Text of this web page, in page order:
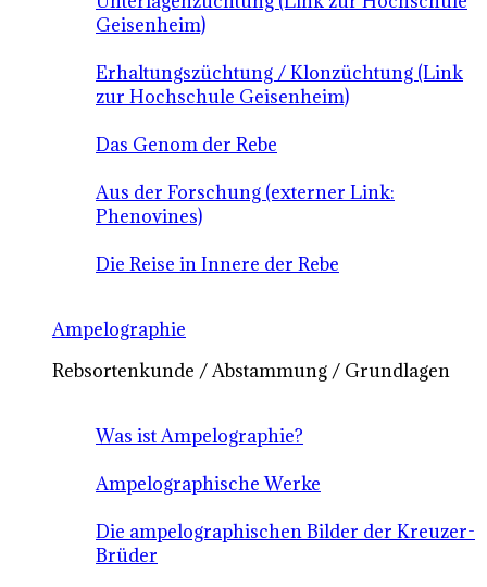
Geisenheim)
Erhaltungszüchtung / Klonzüchtung (Link
zur Hochschule Geisenheim)
Das Genom der Rebe
Aus der Forschung (externer Link:
Phenovines)
Die Reise in Innere der Rebe
Ampelographie
Rebsortenkunde / Abstammung / Grundlagen
Was ist Ampelographie?
Ampelographische Werke
Die ampelographischen Bilder der Kreuzer-
Brüder